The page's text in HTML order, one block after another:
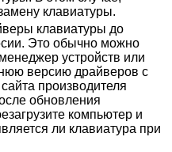
клавиатуры.
клавиатуры до
Это обычно можно
устройств или
версию драйверов с
производителя
обновления
компьютер и
ли клавиатура при